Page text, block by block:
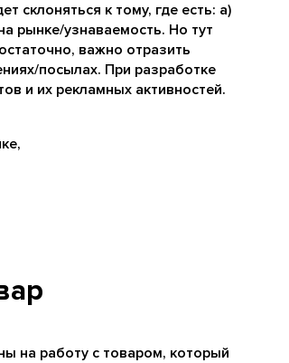
склоняться к тому, где есть: а)
рынке/узнаваемость. Но тут
важно отразить
посылах. При разработке
и их рекламных активностей.
на работу с товаром, который